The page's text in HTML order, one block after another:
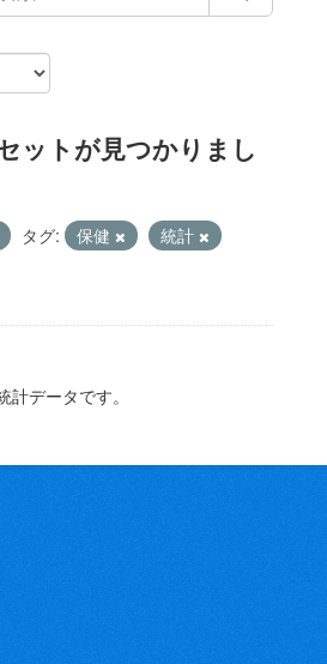
ットが見つかりまし
タグ: 保健
統計
データです。